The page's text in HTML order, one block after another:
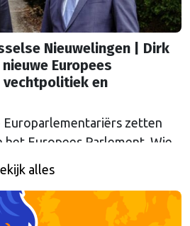
Nieuwelingen | Dirk
Europees
vechtpolitiek en
Europarlementariërs zetten
het Europees Parlement. Wie
En waar houden ze zich mee
een andere
de kans om Nederland bij
Gotink (NSC)
alles